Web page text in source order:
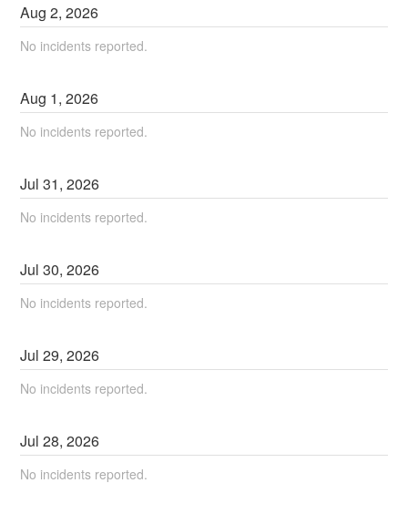
Aug2,2026
No incidents reported.
Aug 1,2026
No incidents reported.
Jul31,2026
No incidents reported.
Jul30,2026
No incidents reported.
Jul29,2026
No incidents reported.
Jul28,2026
No incidents reported.